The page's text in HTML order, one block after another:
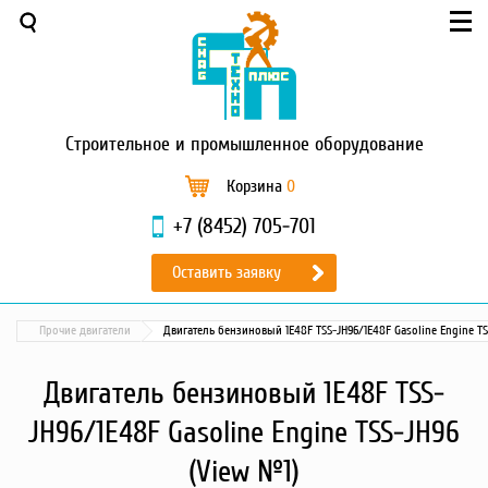
Строительное и промышленное оборудование
Корзина 0
+7 (8452) 705-701
Оставить заявку
Прочие двигатели Двигатель бензиновый 1E48F TSS-JH96/1E48F Gasoline Engine
Двигатель бензиновый 1E48F TSS-
JH96/1E48F Gasoline Engine TSS-JH96
(View №1)
Меню
Доставка и оплата
Садовая техника
Промышленный обогрев
Строительные леса
Моечное оборудование
Запчасти для малой